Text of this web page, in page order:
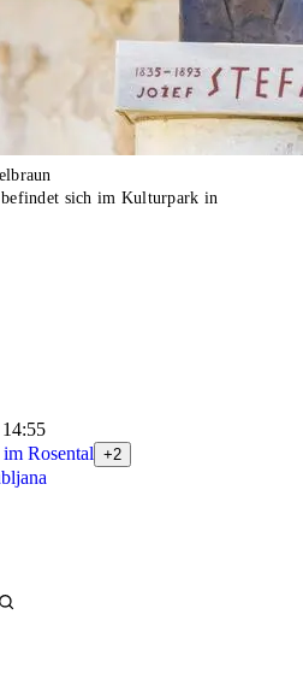
befindet sich im Kulturpark in
Rosental +2